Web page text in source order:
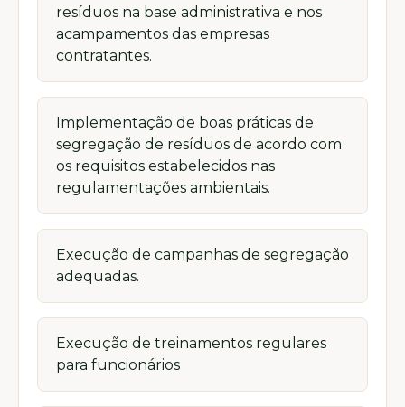
resíduos na base administrativa e nos
acampamentos das empresas
contratantes.
Implementação de boas práticas de
segregação de resíduos de acordo com
os requisitos estabelecidos nas
regulamentações ambientais.
Execução de campanhas de segregação
adequadas.
Execução de treinamentos regulares
para funcionários